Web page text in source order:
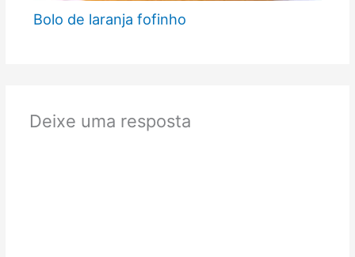
Bolo de laranja fofinho
Deixe uma resposta